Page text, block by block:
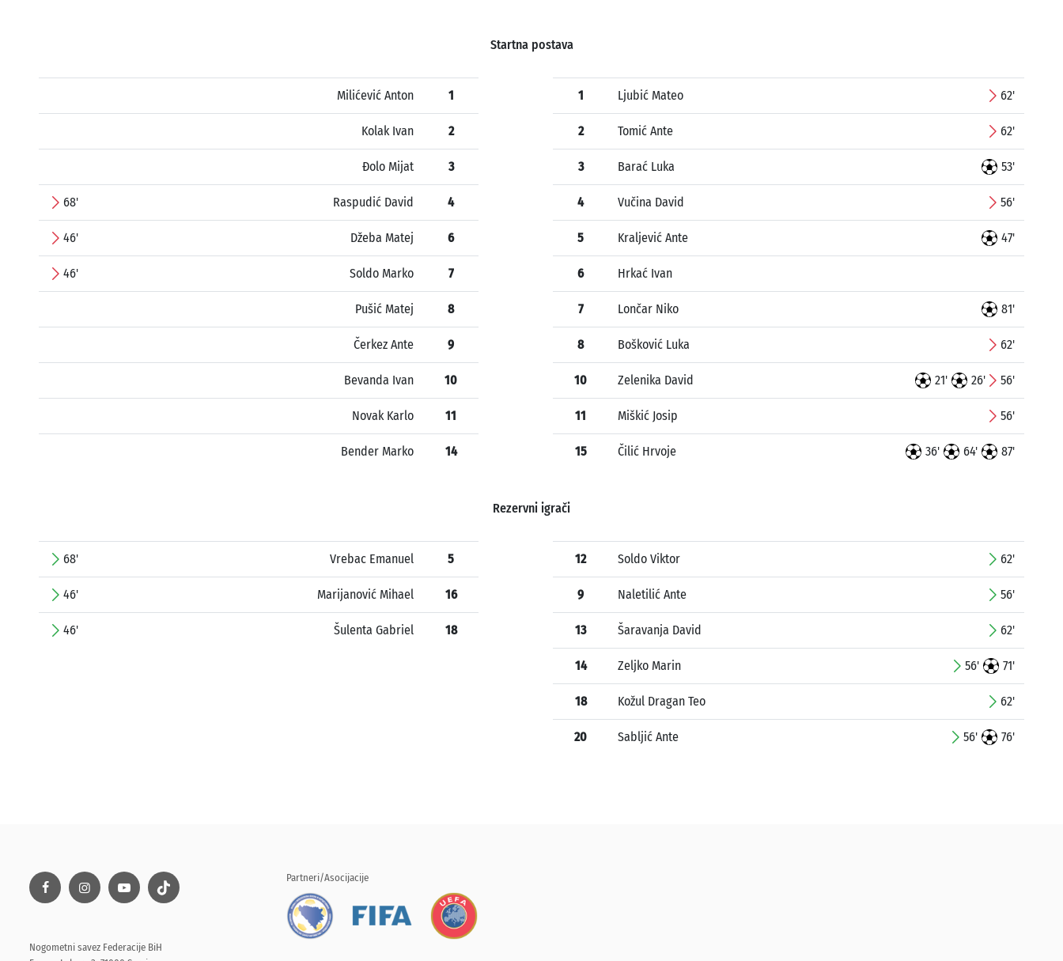
Startna postava
Milićević Anton 1
Kolak Ivan 2
Đolo Mijat 3
68' Raspudić David 4
46' Džeba Matej 6
46' Soldo Marko 7
Pušić Matej 8
Čerkez Ante 9
Bevanda Ivan 10
Novak Karlo 11
Bender Marko 14
1 Ljubić Mateo 62'
2 Tomić Ante 62'
3 Barać Luka 53'
4 Vučina David 56'
5 Kraljević Ante 47'
6 Hrkać Ivan
7 Lončar Niko 81'
8 Bošković Luka 62'
10 Zelenika David 21' 26' 56'
11 Miškić Josip 56'
15 Čilić Hrvoje 36' 64' 87'
Rezervni igrači
68' Vrebac Emanuel 5
46' Marijanović Mihael 16
46' Šulenta Gabriel 18
12 Soldo Viktor 62'
9 Naletilić Ante 56'
13 Šaravanja David 62'
14 Zeljko Marin 56' 71'
18 Kožul Dragan Teo 62'
20 Sabljić Ante 56' 76'
Nogometni savez Federacije BiH
Partneri/Asocijacije